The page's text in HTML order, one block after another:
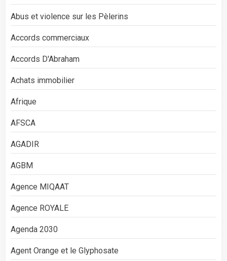
Abus et violence sur les Pèlerins
Accords commerciaux
Accords D'Abraham
Achats immobilier
Afrique
AFSCA
AGADIR
AGBM
Agence MIQAAT
Agence ROYALE
Agenda 2030
Agent Orange et le Glyphosate